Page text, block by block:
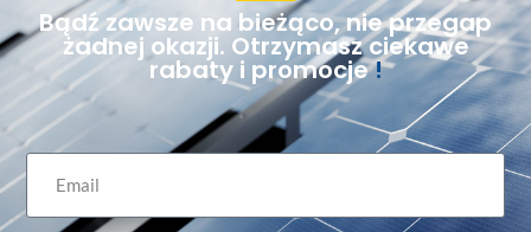
Bądź zawsze na bieżąco, nie przegap
żadnej okazji. Otrzymasz ciekawe
rabaty i promocje!